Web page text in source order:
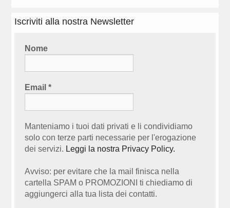
Iscriviti alla nostra Newsletter
Nome
Email*
Manteniamo i tuoi dati privati e li condividiamo
solo con terze parti necessarie per l'erogazione
dei servizi. Leggi la nostra Privacy Policy.
Avviso: per evitare che la mail finisca nella
cartella SPAM o PROMOZIONI ti chiediamo di
aggiungerci alla tua lista dei contatti.